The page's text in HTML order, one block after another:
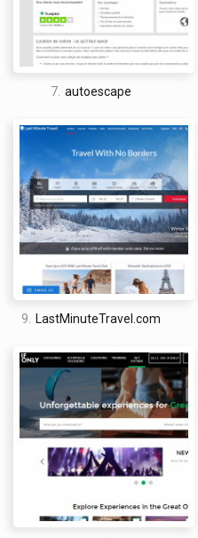
7. autoescape
9. LastMinuteTravel.com